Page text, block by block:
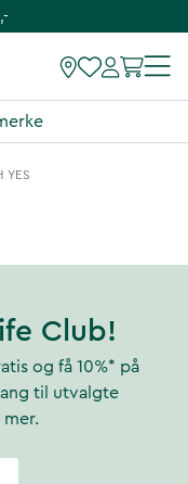
YES
Club!
og få 10%* på
til utvalgte
mer.